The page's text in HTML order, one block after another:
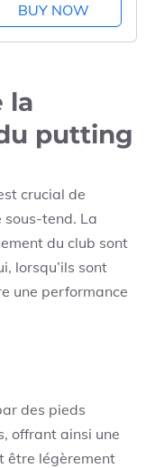
BUY NOW
la
putting
crucial de
sous-tend. La
du club sont
lorsqu’ils sont
une performance
des pieds
offrant ainsi une
être légèrement